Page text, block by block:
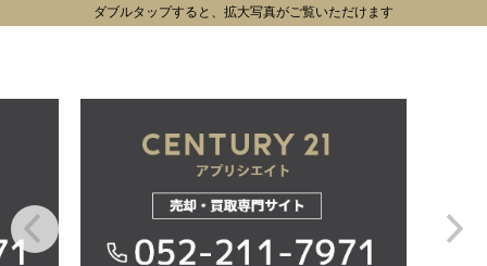
ダブルタップすると、拡大写真がご覧いただけます